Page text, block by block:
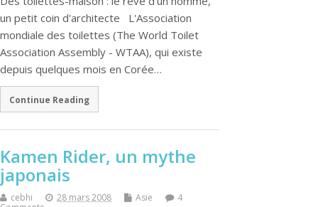
un petit coin d'architecte L'Association
mondiale des toilettes (The World Toilet
Association Assembly - WTAA), qui existe
depuis quelques mois en Corée…
Continue Reading
Kamen Rider, un mythe
japonais
cebhi 28 mars 2008 Asie
4